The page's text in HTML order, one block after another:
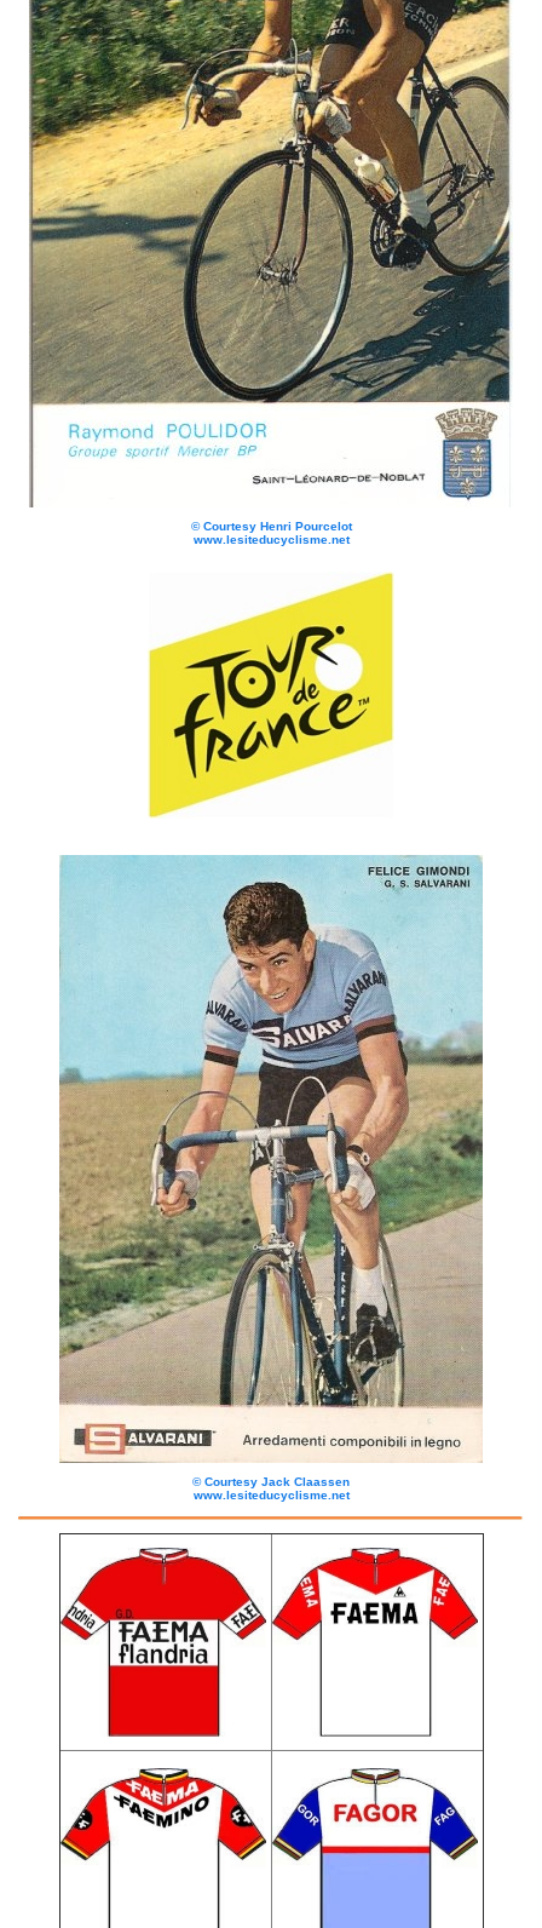
©Courtesy Henri Pourcelot
www.lesiteducyclisme.net
©Courtesy Jack Claassen
www.lesiteducyclisme.net